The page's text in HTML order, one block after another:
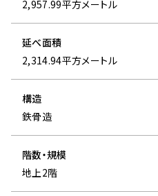
中途採用情報
NEWS
お知らせ・プレスリリース
プレスリリース
PROCUREMENT
調達情報
物品・役務関係
建設工事・設備運行・設備保守関係
2,957.99平方メートル
延べ面積
2,314.94平方メートル
構造
鉄骨造
階数・規模
地上2階